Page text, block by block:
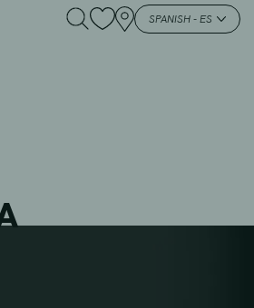
SPANISH - ES